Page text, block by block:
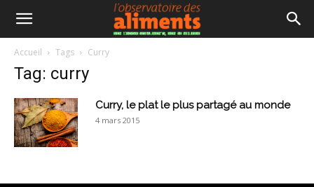
Accueil Tags Curry
Tag: curry
Curry, le plat le plus partagé au monde
4 mars 2015